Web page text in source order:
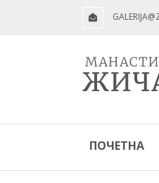
ПОЧЕТНА